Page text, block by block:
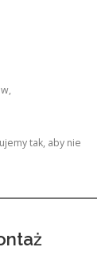
tak, aby nie